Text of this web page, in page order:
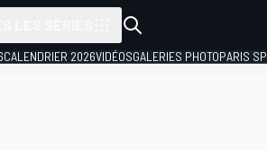
CALENDRIER 2026VIDÉOSGALERIES PHOTOPARIS